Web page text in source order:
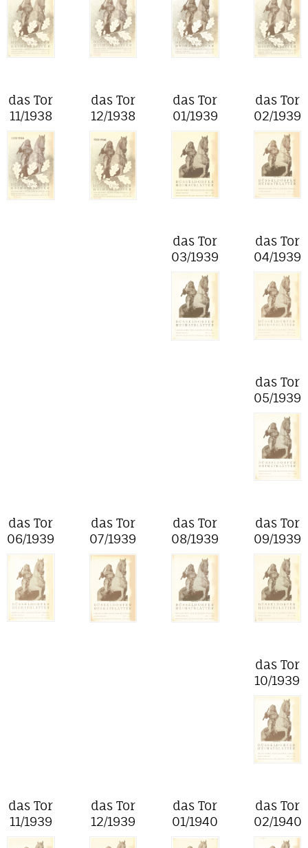
das Tor
11/1938
das Tor
12/1938
das Tor
01/1939
das Tor
02/1939
das Tor
03/1939
das Tor
04/1939
das Tor
05/1939
das Tor
06/1939
das Tor
07/1939
das Tor
08/1939
das Tor
09/1939
das Tor
10/1939
das Tor
11/1939
das Tor
12/1939
das Tor
01/1940
das Tor
02/1940